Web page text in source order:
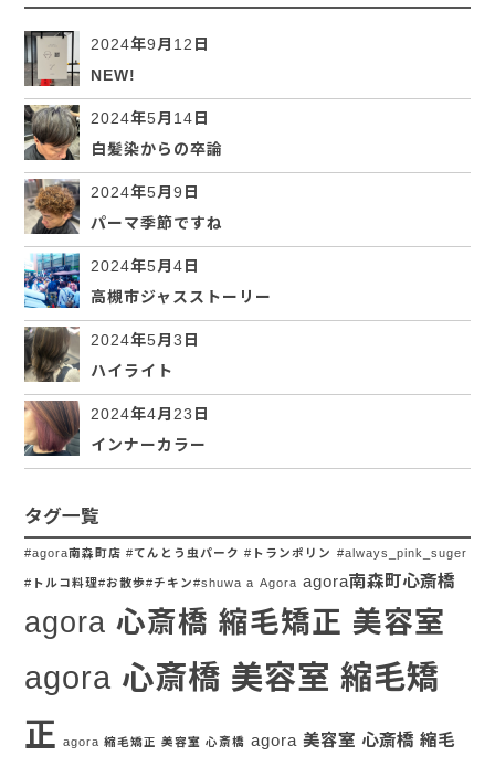
2024年9月12日
NEW!
2024年5月14日
白髪染からの卒論
2024年5月9日
パーマ季節ですね
2024年5月4日
高槻市ジャスストーリー
2024年5月3日
ハイライト
2024年4月23日
インナーカラー
タグ一覧
#agora南森町店 #てんとう虫パーク #トランポリン #always_pink_suger
#トルコ料理#お散歩#チキン#shuwa a Agora agora南森町心斎橋
agora 心斎橋 縮毛矯正 美容室
agora 心斎橋 美容室 縮毛矯
正 agora 縮毛矯正 美容室 心斎橋 agora 美容室 心斎橋 縮毛